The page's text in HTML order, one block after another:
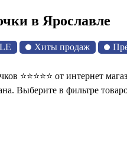
в Ярославле
Хиты продаж
⭐⭐⭐⭐⭐ от интернет
Выберите в фильтре